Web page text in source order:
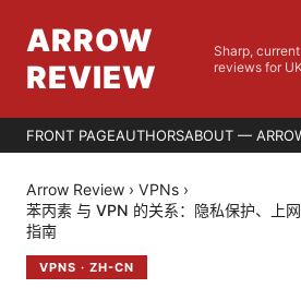
ARROW
REVIEW
Sharp,
reviews for
FRONT PAGEAUTHORSABOUT —
Arrow Review › VPNs ›
苯丙素 与 VPN 的关系：隐私保护、上
指南
VPNS · ZH-CN